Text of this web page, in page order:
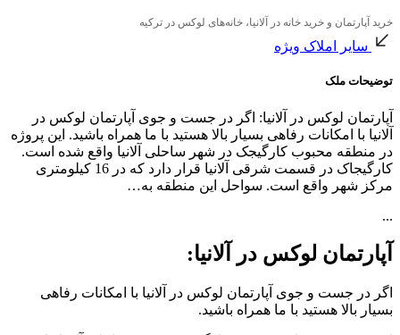
خرید آپارتمان و خرید خانه در آلانیا، خانه‌های لوکس در ترکیه
سایر املاک ویژه
توضیحات ملک
آپارتمان لوکس در آلانیا: اگر در جست و جوی آپارتمان لوکس در
آلانیا با امکانات رفاهی بسیار بالا هستید با ما همراه باشید. این پروژه
در منطقه محبوب کارگیجک در شهر ساحلی آلانیا واقع شده است.
کارگیجاک در قسمت شرقی آلانیا قرار دارد که در 16 کیلومتری
مرکز شهر واقع است. سواحل این منطقه به…
...
آپارتمان لوکس در آلانیا:
اگر در جست و جوی آپارتمان لوکس در آلانیا با امکانات رفاهی
بسیار بالا هستید با ما همراه باشید.